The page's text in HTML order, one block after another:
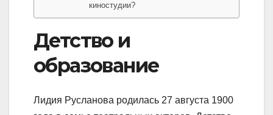
киностудии?
Детство и
образование
Лидия Русланова родилась 27 августа 1900